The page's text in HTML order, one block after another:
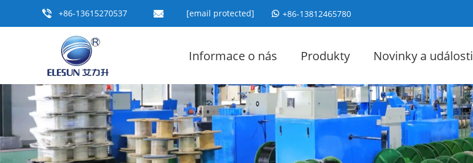
+86-13615270537 [email protected] +86-13812465780
Informace o nás Produkty Novinky a události